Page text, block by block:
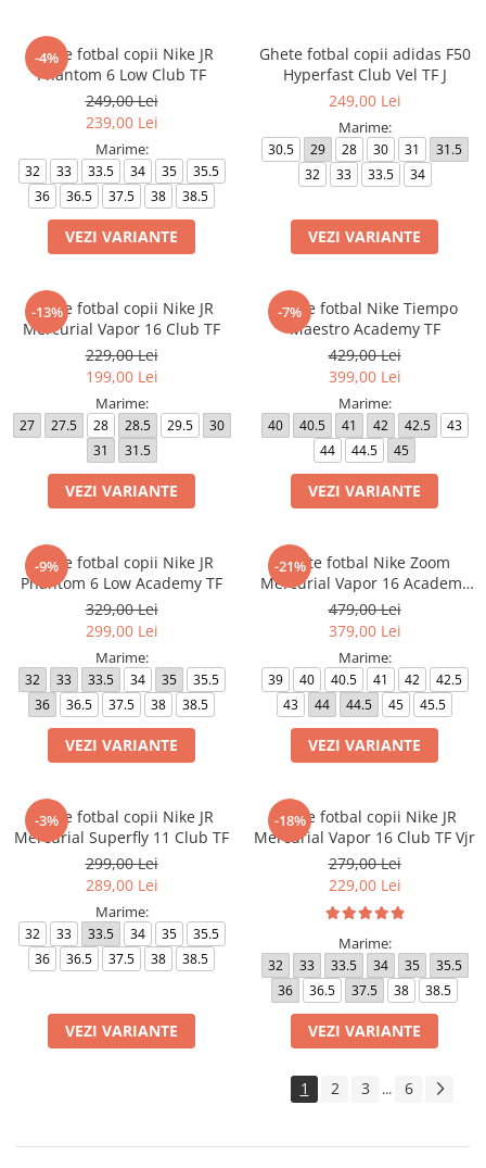
-4%
Ghete fotbal copii Nike JR
Phantom 6 Low Club TF
249,00 Lei
239,00 Lei
Marime:
32 33 33.5 34 35
35.5
36
36.5 37.5 38 38.5
VEZI VARIANTE
Ghete fotbal copii adidas F50
Hyperfast Club Vel TF J
249,00 Lei
Marime:
30.5 29 28 30 31
31.5
32
33 33.5 34
VEZI VARIANTE
-13%
Ghete fotbal copii Nike JR
Mercurial Vapor 16 Club TF
229,00 Lei
199,00 Lei
Marime:
27 27.5 28 28.5 29.5
30
31
31.5
VEZI VARIANTE
-7%
Ghete fotbal Nike Tiempo
Maestro Academy TF
429,00 Lei
399,00 Lei
Marime:
40 40.5 41 42 42.5
43
44
44.5 45
VEZI VARIANTE
-9%
Ghete fotbal copii Nike JR
Phantom 6 Low Academy TF
329,00 Lei
299,00 Lei
Marime:
32 33 33.5 34 35
35.5
36
36.5 37.5 38 38.5
VEZI VARIANTE
-21%
Ghete fotbal Nike Zoom
Mercurial Vapor 16 Academy
TF NU3
479,00 Lei
379,00 Lei
Marime:
39 40 40.5 41 42
42.5
43
44 44.5 45 45.5
VEZI VARIANTE
-3%
Ghete fotbal copii Nike JR
Mercurial Superfly 11 Club TF
299,00 Lei
289,00 Lei
Marime:
32 33 33.5 34 35
35.5
36
36.5 37.5 38 38.5
VEZI VARIANTE
-18%
Ghete fotbal copii Nike JR
Mercurial Vapor 16 Club TF Vjr
279,00 Lei
229,00 Lei
Marime:
32 33 33.5 34 35
35.5
36
36.5 37.5 38 38.5
VEZI VARIANTE
1 2 3 ... 6